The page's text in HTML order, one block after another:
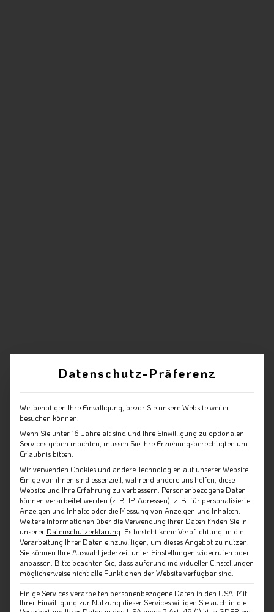
Datenschutz-Präferenz
Wir benötigen Ihre Einwilligung, bevor Sie unsere Website weiter
besuchen können.
Wenn Sie unter 16 Jahre alt sind und Ihre Einwilligung zu optionalen
Services geben möchten, müssen Sie Ihre Erziehungsberechtigten um
Erlaubnis bitten.
Wir verwenden Cookies und andere Technologien auf unserer Website.
Einige von ihnen sind essenziell, während andere uns helfen, diese
Website und Ihre Erfahrung zu verbessern. Personenbezogene Daten
können verarbeitet werden (z. B. IP-Adressen), z. B. für personalisierte
Anzeigen und Inhalte oder die Messung von Anzeigen und Inhalten.
Weitere Informationen über die Verwendung Ihrer Daten finden Sie in
unserer Datenschutzerklärung. Es besteht keine Verpflichtung, in die
Verarbeitung Ihrer Daten einzuwilligen, um dieses Angebot zu nutzen.
Sie können Ihre Auswahl jederzeit unter Einstellungen widerrufen oder
anpassen. Bitte beachten Sie, dass aufgrund individueller Einstellungen
möglicherweise nicht alle Funktionen der Website verfügbar sind.
Einige Services verarbeiten personenbezogene Daten in den USA. Mit
Ihrer Einwilligung zur Nutzung dieser Services willigen Sie auch in die